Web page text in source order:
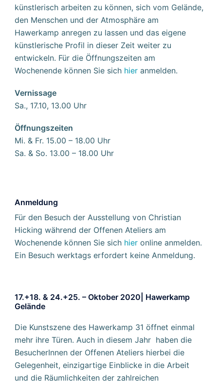
künstlerisch arbeiten zu können, sich vom Gelände,
den Menschen und der Atmosphäre am
Hawerkamp anregen zu lassen und das eigene
künstlerische Profil in dieser Zeit weiter zu
entwickeln. Für die Öffnungszeiten am
Wochenende können Sie sich hier anmelden.
Vernissage
Sa., 17.10, 13.00 Uhr
Öffnungszeiten
Mi. & Fr. 15.00 – 18.00 Uhr
Sa. & So. 13.00 – 18.00 Uhr
Anmeldung
Für den Besuch der Ausstellung von Christian
Hicking während der Offenen Ateliers am
Wochenende können Sie sich hier online anmelden.
Ein Besuch werktags erfordert keine Anmeldung.
17.+18. & 24.+25. – Oktober 2020| Hawerkamp
Gelände
Die Kunstszene des Hawerkamp 31 öffnet einmal
mehr ihre Türen. Auch in diesem Jahr haben die
BesucherInnen der Offenen Ateliers hierbei die
Gelegenheit, einzigartige Einblicke in die Arbeit
und die Räumlichkeiten der zahlreichen